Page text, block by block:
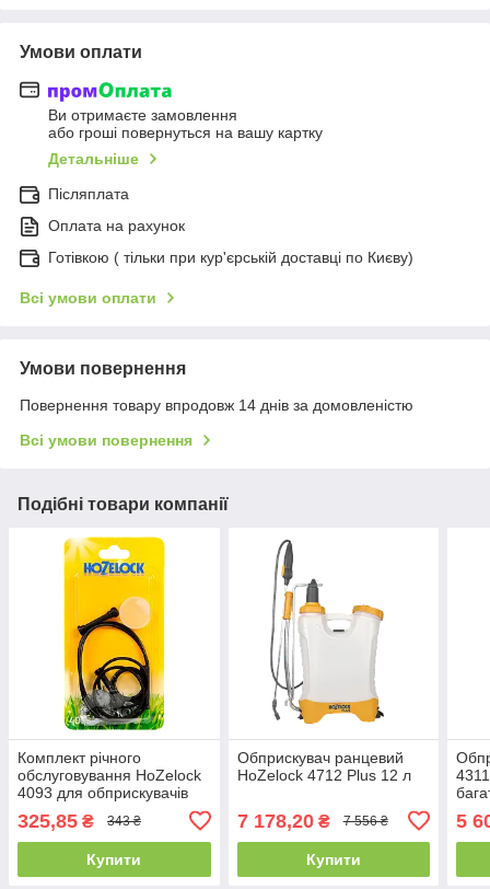
Умови оплати
Ви отримаєте замовлення
або гроші повернуться на вашу картку
Детальніше
Післяплата
Оплата на рахунок
Готівкою ( тільки при кур'єрській доставці по Києву)
Всі умови оплати
Умови повернення
Повернення товару впродовж 14 днів за домовленістю
Всі умови повернення
Подібні товари компанії
Комплект річного
обслуговування HoZelock
4093 для обприскувачів
325,85 ₴ 343 ₴
Купити
Обприскувач ранцевий
HoZelock 4712 Plus 12 л
7 178,20₴ 7 556 ₴
Купити
5